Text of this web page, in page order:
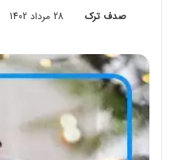
صدف ترک 28 مرداد 1402